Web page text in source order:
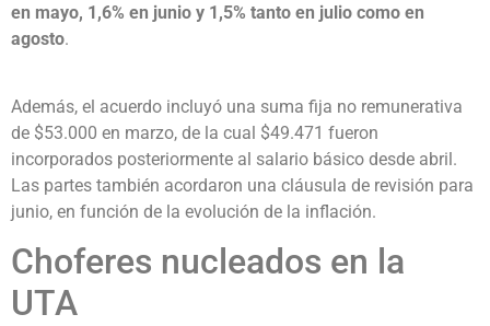
en mayo, 1,6% en junio y 1,5% tanto en julio como en
agosto.
Además, el acuerdo incluyó una suma fija no remunerativa
de $53.000 en marzo, de la cual $49.471 fueron
incorporados posteriormente al salario básico desde abril.
Las partes también acordaron una cláusula de revisión para
junio, en función de la evolución de la inflación.
Choferes nucleados en la
UTA